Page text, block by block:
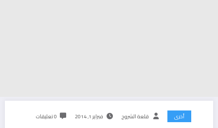
أخرى قلعة الشروح فبراير 1, 2014 0 تعليقات